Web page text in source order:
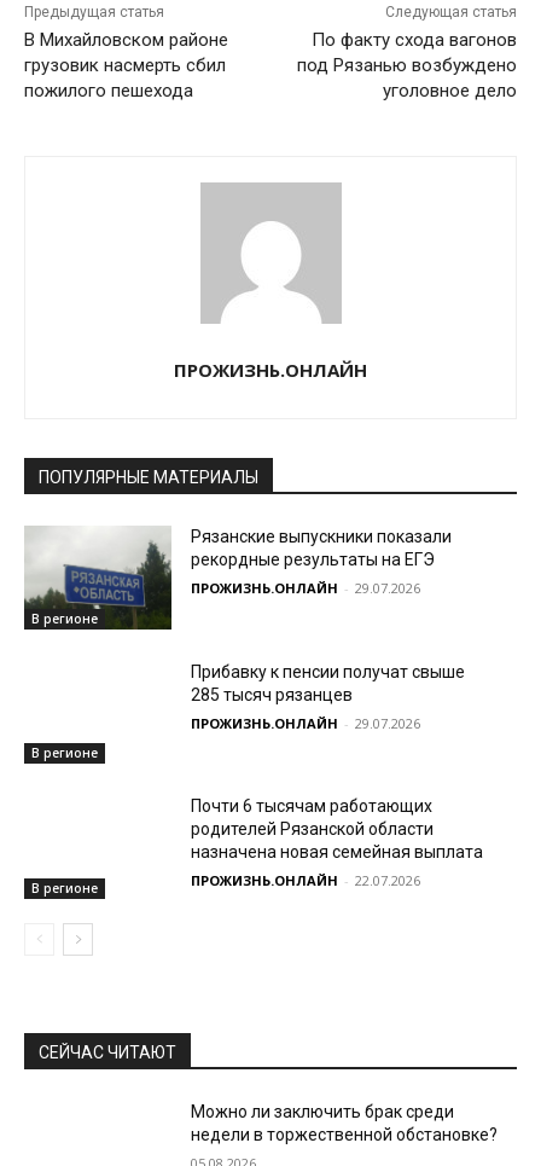
Предыдущая статья
В Михайловском районе
грузовик насмерть сбил
пожилого пешехода
Следующая статья
По факту схода вагонов
под Рязанью возбуждено
уголовное дело
ПРОЖИЗНЬ.ОНЛАЙН
ПОПУЛЯРНЫЕ МАТЕРИАЛЫ
В регионе
Рязанские выпускники показали
рекордные результаты на ЕГЭ
ПРОЖИЗНЬ.ОНЛАЙН - 29.07.2026
В регионе
Прибавку к пенсии получат свыше
285 тысяч рязанцев
ПРОЖИЗНЬ.ОНЛАЙН - 29.07.2026
В регионе
Почти 6 тысячам работающих
родителей Рязанской области
назначена новая семейная выплата
ПРОЖИЗНЬ.ОНЛАЙН - 22.07.2026
СЕЙЧАС ЧИТАЮТ
Можно ли заключить брак среди
недели в торжественной обстановке?